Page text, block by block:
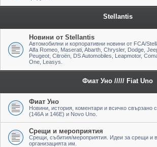
Stellantis
Новини от Stellantis
Автомобилни и корпоративни новини от FCA/
Alfa Romeo, Maserati, Abarth, Chrysler, Dodge,
Peugeot, Citroën, DS Automobiles, Leapmotor,
One, Leasys.
Фиат Уно ///// Fiat Uno
Фиат Уно
Новини, история, коментари и всичко свързано
(146А и 146Е) и Novo Uno.
Срещи и мероприятия
Срещи, събития/мероприятия. Идеи за срещи и
организацията им.